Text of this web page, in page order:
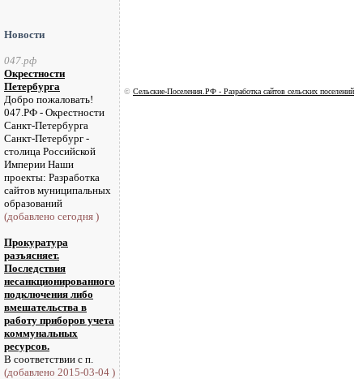
Новости
047.рф
Окрестности
Петербурга
Добро пожаловать!
047.РФ - Окрестности
Санкт-Петербурга
Санкт-Петербург -
столица Российской
Империи Наши
проекты: Разработка
сайтов муниципальных
образований
(добавлено сегодня )
Прокуратура
разъясняет.
Последствия
несанкционированного
подключения либо
вмешательства в
работу приборов учета
коммунальных
ресурсов.
В соответствии с п.
(добавлено 2015-03-04 )
© Сельские-Поселения.РФ - Разработка сайтов сельских поселений